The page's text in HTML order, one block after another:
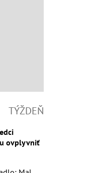
TÝŽDEŇ
ovplyvniť